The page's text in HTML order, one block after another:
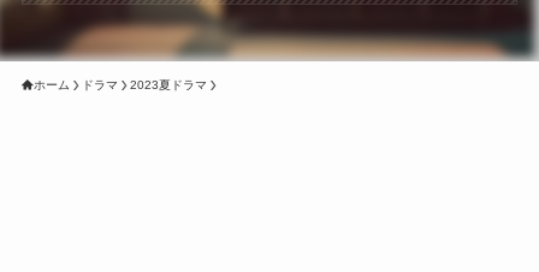
ホーム ドラマ 2023夏ドラマ